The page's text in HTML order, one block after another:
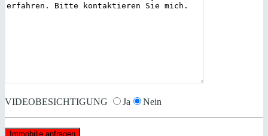
VIDEOBESICHTIGUNG Ja Nein